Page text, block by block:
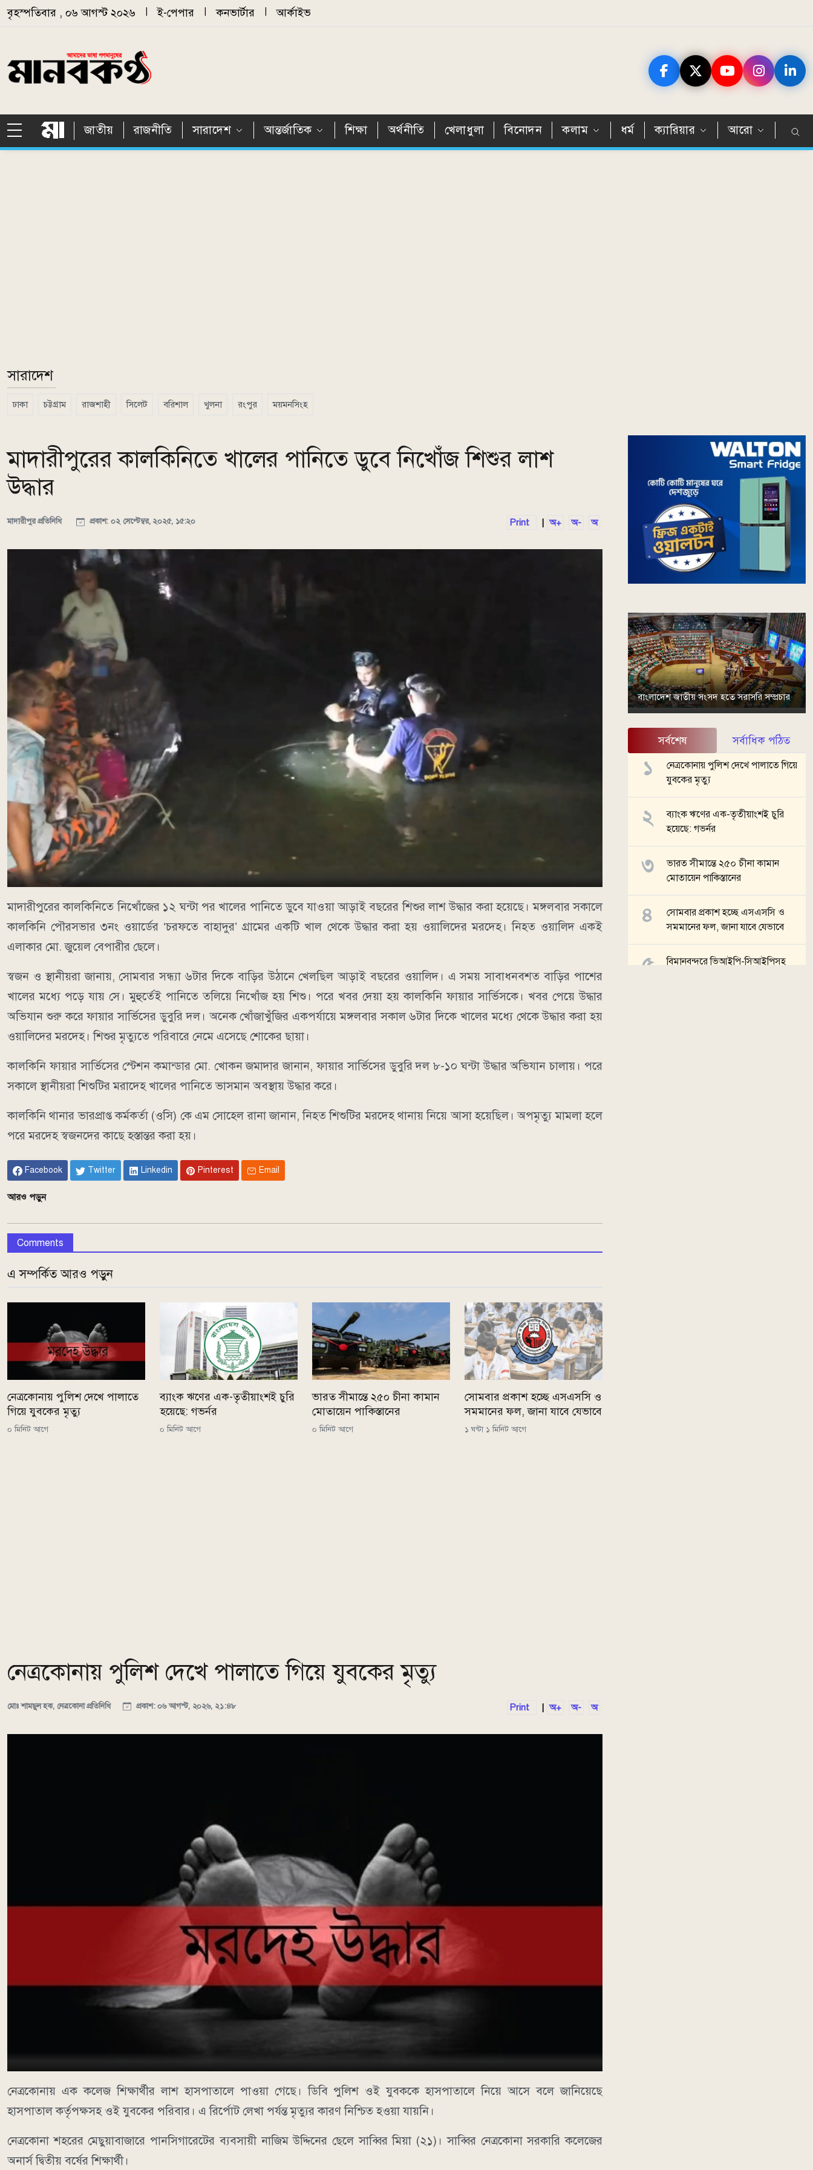
Skip to main content
বৃহস্পতিবার , ০৬ আগস্ট ২০২৬ ই-পেপার কনভার্টার আর্কাইভ
জাতীয় রাজনীতি সারাদেশ আন্তর্জাতিক শিক্ষা অর্থনীতি খেলাধুলা বিনোদন কলাম ধর্ম ক্যারিয়ার আরো
সারাদেশ
ঢাকা চট্টগ্রাম রাজশাহী সিলেট বরিশাল খুলনা রংপুর ময়মনসিংহ
মাদারীপুরের কালকিনিতে খালের পানিতে ডুবে নিখোঁজ শিশুর লাশ
উদ্ধার
মাদারীপুর প্রতিনিধি প্রকাশ: ০২ সেপ্টেম্বর, ২০২৫, ১৫:২০ Print অ+ অ- অ
মাদারীপুরের কালকিনিতে নিখোঁজের ১২ ঘন্টা পর খালের পানিতে ডুবে যাওয়া আড়াই বছরের শিশুর লাশ উদ্ধার করা হয়েছে। মঙ্গলবার সকালে
কালকিনি পৌরসভার ৩নং ওয়ার্ডের ‘চরফতে বাহাদুর’ গ্রামের একটি খাল থেকে উদ্ধার করা হয় ওয়ালিদের মরদেহ। নিহত ওয়ালিদ একই
এলাকার মো. জুয়েল বেপারীর ছেলে।
স্বজন ও স্থানীয়রা জানায়, সোমবার সন্ধ্যা ৬টার দিকে বাড়ির উঠানে খেলছিল আড়াই বছরের ওয়ালিদ। এ সময় সাবাধনবশত বাড়ির পাশের
খালের মধ্যে পড়ে যায় সে। মুহুর্তেই পানিতে তলিয়ে নিখোঁজ হয় শিশু। পরে খবর দেয়া হয় কালকিনি ফায়ার সার্ভিসকে। খবর পেয়ে উদ্ধার
অভিযান শুরু করে ফায়ার সার্ভিসের ডুবুরি দল। অনেক খোঁজাখুঁজির একপর্যায়ে মঙ্গলবার সকাল ৬টার দিকে খালের মধ্যে থেকে উদ্ধার করা হয়
ওয়ালিদের মরদেহ। শিশুর মৃত্যুতে পরিবারে নেমে এসেছে শোকের ছায়া।
কালকিনি ফায়ার সার্ভিসের স্টেশন কমান্ডার মো. খোকন জমাদার জানান, ফায়ার সার্ভিসের ডুবুরি দল ৮-১০ ঘন্টা উদ্ধার অভিযান চালায়। পরে
সকালে স্থানীয়রা শিশুটির মরাদেহ খালের পানিতে ভাসমান অবস্থায় উদ্ধার করে।
কালকিনি থানার ভারপ্রাপ্ত কর্মকর্তা (ওসি) কে এম সোহেল রানা জানান, নিহত শিশুটির মরদেহ থানায় নিয়ে আসা হয়েছিল। অপমৃত্যু মামলা হলে
পরে মরদেহ স্বজনদের কাছে হস্তান্তর করা হয়।
Facebook Twitter Linkedin Pinterest Email
আরও পড়ুন
Comments
এ সম্পর্কিত আরও পড়ুন
নেত্রকোনায় পুলিশ দেখে পালাতে
গিয়ে যুবকের মৃত্যু
০ মিনিট আগে
ব্যাংক ঋণের এক-তৃতীয়াংশই চুরি
হয়েছে: গভর্নর
০ মিনিট আগে
ভারত সীমান্তে ২৫০ চীনা কামান
মোতায়েন পাকিস্তানের
০ মিনিট আগে
সোমবার প্রকাশ হচ্ছে এসএসসি ও
সমমানের ফল, জানা যাবে যেভাবে
১ ঘন্টা ১ মিনিট আগে
নেত্রকোনায় পুলিশ দেখে পালাতে গিয়ে যুবকের মৃত্যু
মোঃ শামছুল হক, নেত্রকোনা প্রতিনিধি প্রকাশ: ০৬ আগস্ট, ২০২৬, ২১:৪৮ Print | অ+ অ- অ
নেত্রকোনায় এক কলেজ শিক্ষার্থীর লাশ হাসপাতালে পাওয়া গেছে। ডিবি পুলিশ ওই যুবককে হাসপাতালে নিয়ে আসে বলে জানিয়েছে
হাসপাতাল কর্তৃপক্ষসহ ওই যুবকের পরিবার। এ রির্পোট লেখা পর্যন্ত মৃত্যুর কারণ নিশ্চিত হওয়া যায়নি।
নেত্রকোনা শহরের মেছুয়াবাজারে পানসিগারেটের ব্যবসায়ী নাজিম উদ্দিনের ছেলে সাব্বির মিয়া (২১)। সাব্বির নেত্রকোনা সরকারি কলেজের
অনার্স দ্বিতীয় বর্ষের শিক্ষার্থী।
বাংলাদেশ জাতীয় সংসদ হতে সরাসরি সম্প্রচার
সর্বশেষ সর্বাধিক পঠিত
নেত্রকোনায় পুলিশ দেখে পালাতে গিয়ে
যুবকের মৃত্যু
ব্যাংক ঋণের এক-তৃতীয়াংশই চুরি
হয়েছে: গভর্নর
ভারত সীমান্তে ২৫০ চীনা কামান
মোতায়েন পাকিস্তানের
সোমবার প্রকাশ হচ্ছে এসএসসি ও
সমমানের ফল, জানা যাবে যেভাবে
বিমানবন্দরে ভিআইপি-সিআইপিসহ